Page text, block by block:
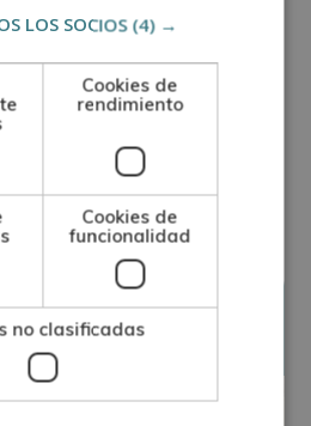
programable: la
15
LOS SOCIOS (4) →
Cookies de
rendimiento
Cookies de
funcionalidad
no clasificadas